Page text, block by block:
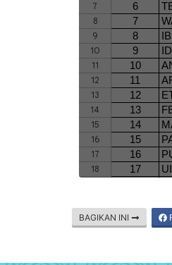
BAGIKAN INI